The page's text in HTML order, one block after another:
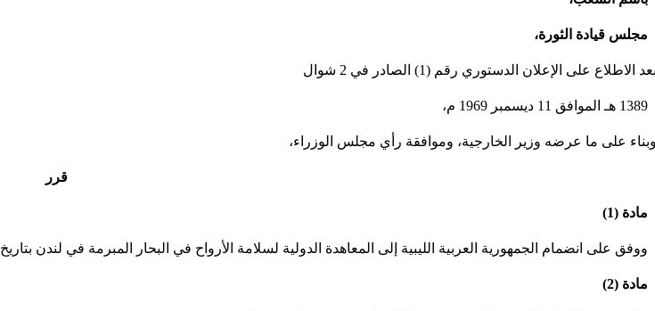
مجلس قيادة الثورة،
الاطلاع على الإعلان الدستوري رقم (1) الصادر في 2 شوال
1389 هـ الموافق 11 ديسمبر 1969 م،
على ما عرضه وزير الخارجية، وموافقة رأي مجلس الوزراء،
قرر
مادة (1)
ووفق على انضمام الجمهورية العربية الليبية إلى المعاهدة الدولية لسلامة الأرواح في البحار المبرمة في لندن بتاريخ 17 يونية 1960 م.
مادة (2)